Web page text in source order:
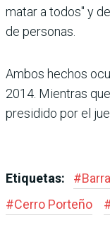
matar a todos" y
de personas.
Ambos hechos
2014. Mientras
presidido por el
Etiquetas: #
#Cerro Porteño